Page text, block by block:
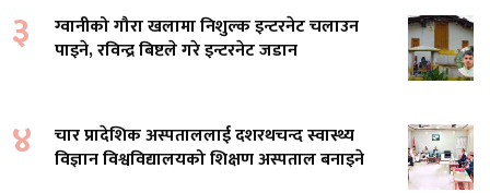
३
ग्वानीको गौरा खलामा निशुल्क इन्टरनेट चलाउन
पाइने, रविन्द्र बिष्टले गरे इन्टरनेट जडान
४
चार प्रादेशिक अस्पताललाई दशरथचन्द स्वास्थ्य
विज्ञान विश्वविद्यालयको शिक्षण अस्पताल बनाइने